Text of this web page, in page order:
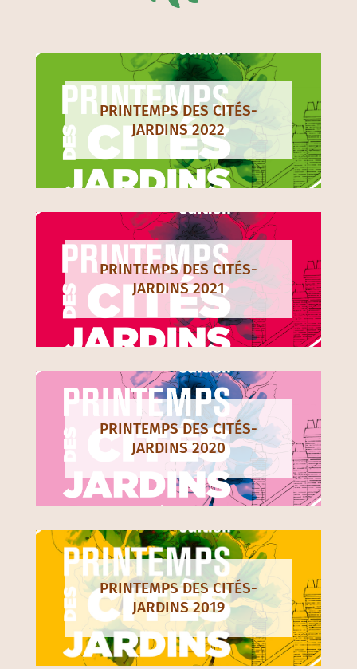
PRINTEMPS DES CITÉS-
JARDINS 2022
PRINTEMPS DES CITÉS-
JARDINS 2021
PRINTEMPS DES CITÉS-
JARDINS 2020
PRINTEMPS DES CITÉS-
JARDINS 2019